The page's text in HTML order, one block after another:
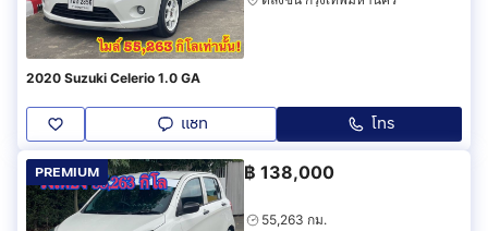
2020 Suzuki Celerio 1.0 GA
แชท โทร
PREMIUM ฿ 138,000
55,263 กม.